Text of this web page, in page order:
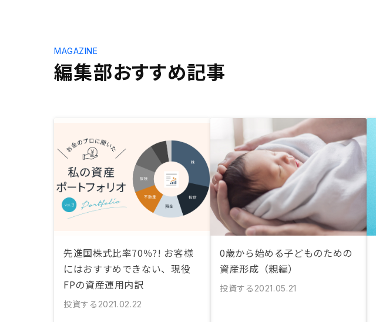
編集部おすすめ記事
MAGAZINE
先進国株式比率70％?! お客様
にはおすすめできない、現役
FPの資産運用内訳
投資する 2021.02.22
0歳から始める子どものための
資産形成（親編）
投資する 2021.05.21